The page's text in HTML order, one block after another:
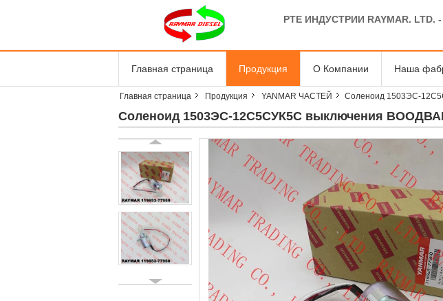
PTE ИНДУСТРИИ RAYMAR. LTD.
Главная страница Продукция О Компании Наша
Главная страница Продукция YANMAR ЧАСТЕЙ Соленоид 1503ЭС-
Соленоид 1503ЭС-12С5СУК5С выключения